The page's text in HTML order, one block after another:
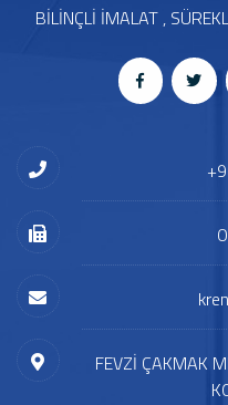
BİLİNÇLİ İMALAT ,
FEVZİ ÇAKMAK